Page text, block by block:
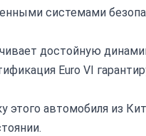
системами
достойную
Euro VI
этого автомобиля из